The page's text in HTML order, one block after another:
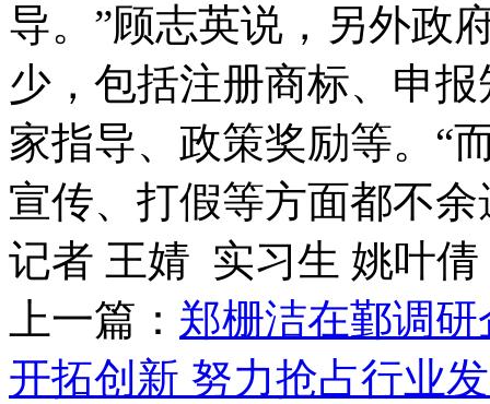
导。”顾志英说，另外政
少，包括注册商标、申
家指导、政策奖励等。“
宣传、打假等方面都不
记者 王婧 实习生 姚叶倩
上一篇： 郑栅洁在鄞调
开拓创新 努力抢占行业